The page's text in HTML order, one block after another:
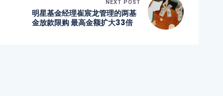
NEXT POST
明星基金经理崔宸龙管理的两基
金放款限购 最高金额扩大33倍